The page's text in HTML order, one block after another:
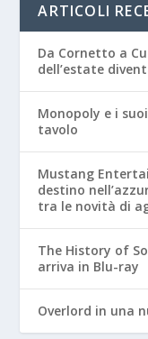
ARTICOLI
Da Cornetto a
dell’estate
Monopoly e i
tavolo
Mustang
destino
tra le novità di
The History of
arriva in Blu-ray
Overlord in una